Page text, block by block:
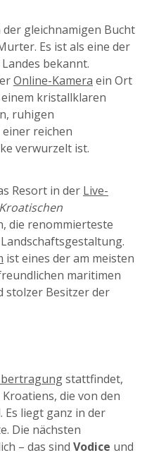
der gleichnamigen Bucht
Es ist als eine der
bekannt.
Online-Kamera ein Ort
kristallklaren
ruhigen
reichen
verwurzelt ist.
Resort in der Live-
Kroatischen
die renommierteste
ist eines der am meisten
maritimen
stolzer Besitzer der
stattfindet,
die von den
Es liegt ganz in der
Die nächsten
– das sind Vodice und